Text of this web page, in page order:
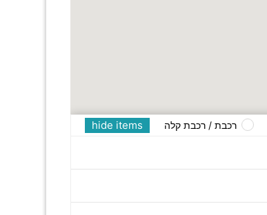
hide items רכבת / רכבת קלה